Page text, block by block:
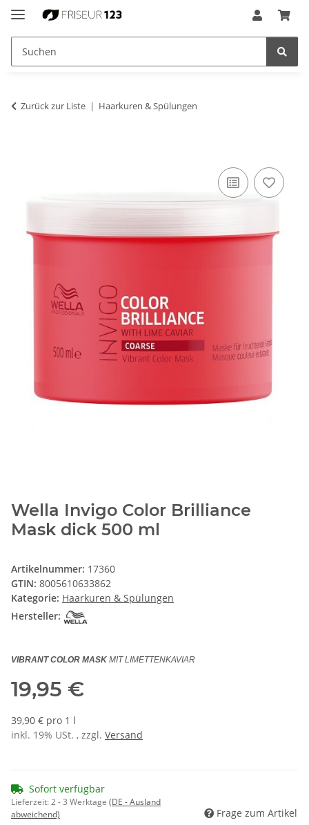
Zurück zur Liste Haarkuren & Spülungen
Wella Invigo Color Brilliance
Mask dick 500 ml
Artikelnummer: 17360
GTIN: 8005610633862
Kategorie: Haarkuren & Spülungen
Hersteller:
VIBRANT COLOR MASK MIT LIMETTENKAVIAR
19,95 €
39,90 € pro 1 l
inkl. 19% USt. , zzgl. Versand
Sofort verfügbar
Lieferzeit:2 - 3 Werktage (DE - Ausland
abweichend)
Frage zum Artikel